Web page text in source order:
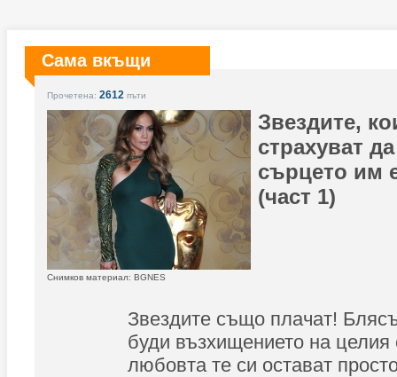
Сама вкъщи
Прочетена: 2612 пъти
Звездите,
страхуват
сърцето им
(част 1)
Снимков материал: BGNES
Звездите също плачат!
буди възхищението на целия
любовта те си остават